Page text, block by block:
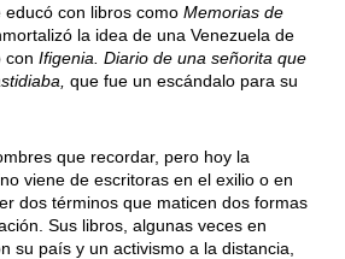
con libros como Memorias de
la idea de una Venezuela de
con Ifigenia. Diario de una señorita que
que fue un escándalo para su
que recordar, pero hoy la
viene de escritoras en el exilio o en
dos términos que maticen dos formas
Sus libros, algunas veces en
su país y un activismo a la distancia,